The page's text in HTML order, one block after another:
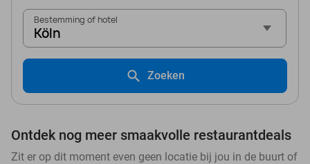
Bestemming of hotel
Köln
Zoeken
Ontdek nog meer smaakvolle restaurantdeals
Zit er op dit moment even geen locatie bij jou in de buurt of